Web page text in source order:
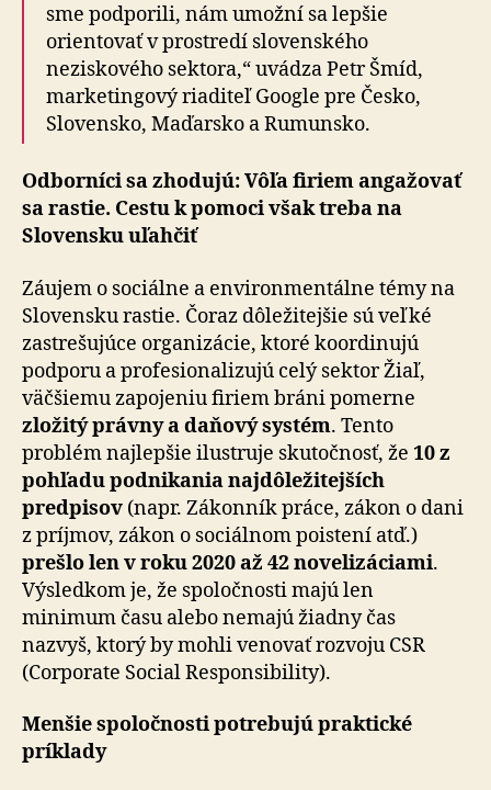
sme podporili, nám umožní sa lepšie
orientovať v prostredí slovenského
neziskového sektora,“ uvádza Petr Šmíd,
marketingový riaditeľ Google pre Česko,
Slovensko, Maďarsko a Rumunsko.
Odborníci sa zhodujú: Vôľa firiem angažovať
sa rastie. Cestu k pomoci však treba na
Slovensku uľahčiť
Záujem o sociálne a environmentálne témy na
Slovensku rastie. Čoraz dôležitejšie sú veľké
zastrešujúce organizácie, ktoré koordinujú
podporu a profesionalizujú celý sektor Žiaľ,
väčšiemu zapojeniu firiem bráni pomerne
zložitý právny a daňový systém. Tento
problém najlepšie ilustruje skutočnosť, že 10 z
pohľadu podnikania najdôležitejších
predpisov (napr. Zákonník práce, zákon o dani
z príjmov, zákon o sociálnom poistení atď.)
prešlo len v roku 2020 až 42 novelizáciami.
Výsledkom je, že spoločnosti majú len
minimum času alebo nemajú žiadny čas
nazvyš, ktorý by mohli venovať rozvoju CSR
(Corporate Social Responsibility).
Menšie spoločnosti potrebujú praktické
príklady